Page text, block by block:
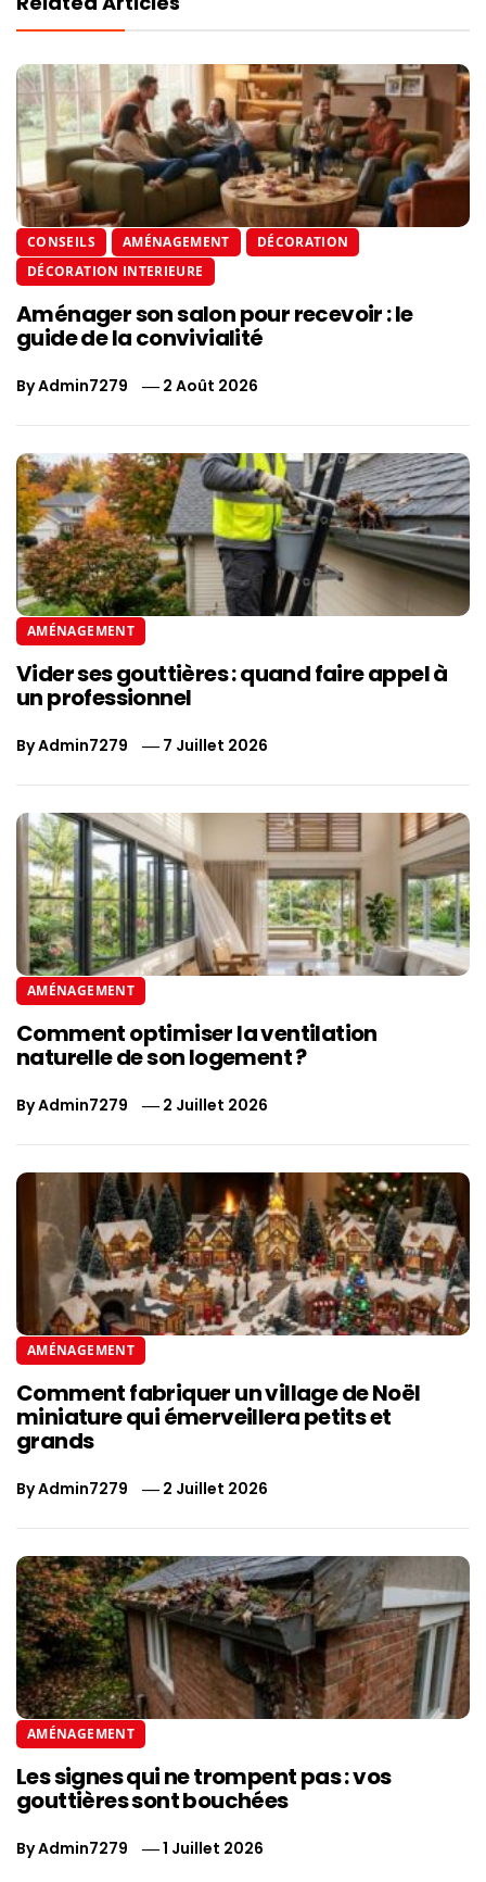
CONSEILS AMÉNAGEMENT
DÉCORATION
DÉCORATION INTERIEURE
Aménager son salon pour recevoir : le
guide de la convivialité
ByAdmin7279 2 Août 2026
AMÉNAGEMENT
Vider ses gouttières : quand faire appel à
un professionnel
ByAdmin7279 7 Juillet 2026
AMÉNAGEMENT
Comment optimiser la ventilation
naturelle de son logement ?
ByAdmin7279 2 Juillet 2026
AMÉNAGEMENT
Comment fabriquer un village de Noël
miniature qui émerveillera petits et
grands
ByAdmin7279 2 Juillet 2026
AMÉNAGEMENT
Les signes qui ne trompent pas : vos
gouttières sont bouchées
ByAdmin7279 1 Juillet 2026